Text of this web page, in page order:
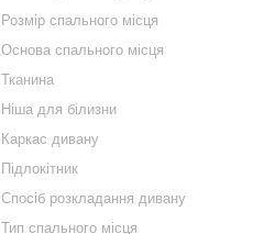
Розмір спального місця
Основа спального місця
Тканина
Ніша для білизни
Каркас дивану
Підлокітник
Спосіб розкладання дивану
Тип спального місця